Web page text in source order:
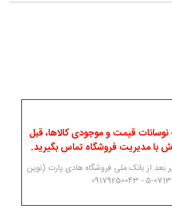
نوسانات قیمت و موجودی کالاها، قبل
با مدیریت فروشگاه تماس بگیرید.
بعد از بانک ملی فروشگاه هادی پارت (نوین